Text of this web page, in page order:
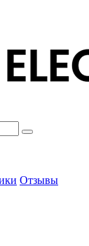
Отзывы